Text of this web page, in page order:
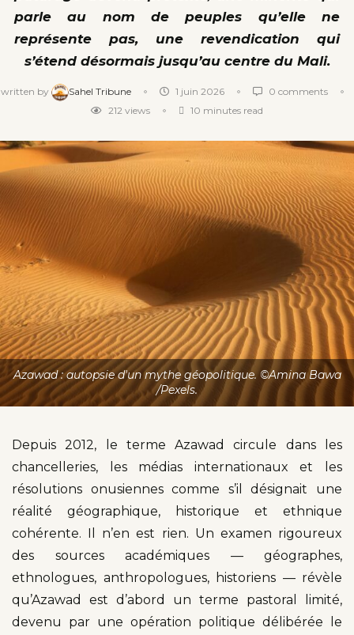
parle au nom de peuples qu’elle ne
représente pas, une revendication qui
s’étend désormais jusqu’au centre du Mali.
written by Sahel Tribune 1 juin 2026
0 comments
212 views 10 minutes read
Azawad : autopsie d'un mythe géopolitique. ©Amina Bawa
/Pexels.
Depuis 2012, le terme Azawad circule dans les
chancelleries, les médias internationaux et les
résolutions onusiennes comme s’il désignait une
réalité géographique, historique et ethnique
cohérente. Il n’en est rien. Un examen rigoureux
des sources académiques — géographes,
ethnologues, anthropologues, historiens — révèle
qu’Azawad est d’abord un terme pastoral limité,
devenu par une opération politique délibérée le